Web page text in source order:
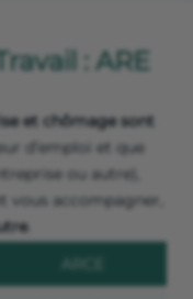
: ARE
et chômage sont
d’emploi et que
ou autre),
vous accompagner,
.